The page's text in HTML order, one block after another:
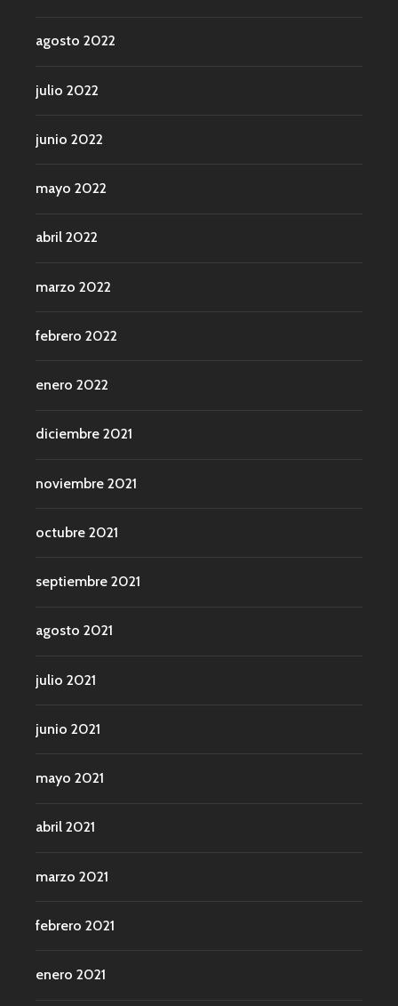
agosto 2022
julio 2022
junio 2022
mayo 2022
abril 2022
marzo 2022
febrero 2022
enero 2022
diciembre 2021
noviembre 2021
octubre 2021
septiembre 2021
agosto 2021
julio 2021
junio 2021
mayo 2021
abril 2021
marzo 2021
febrero 2021
enero 2021